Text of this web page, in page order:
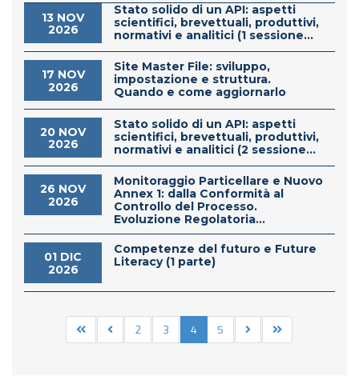
13 NOV
2026
Stato solido di un API: aspetti
scientifici, brevettuali, produttivi,
normativi e analitici (1 sessione...
17 NOV
2026
Site Master File: sviluppo,
impostazione e struttura.
Quando e come aggiornarlo
20 NOV
2026
Stato solido di un API: aspetti
scientifici, brevettuali, produttivi,
normativi e analitici (2 sessione...
26 NOV
2026
Monitoraggio Particellare e Nuovo
Annex 1: dalla Conformità al
Controllo del Processo.
Evoluzione Regolatoria...
01 DIC
2026
Competenze del futuro e Future
Literacy (1 parte)
2 3 4 5